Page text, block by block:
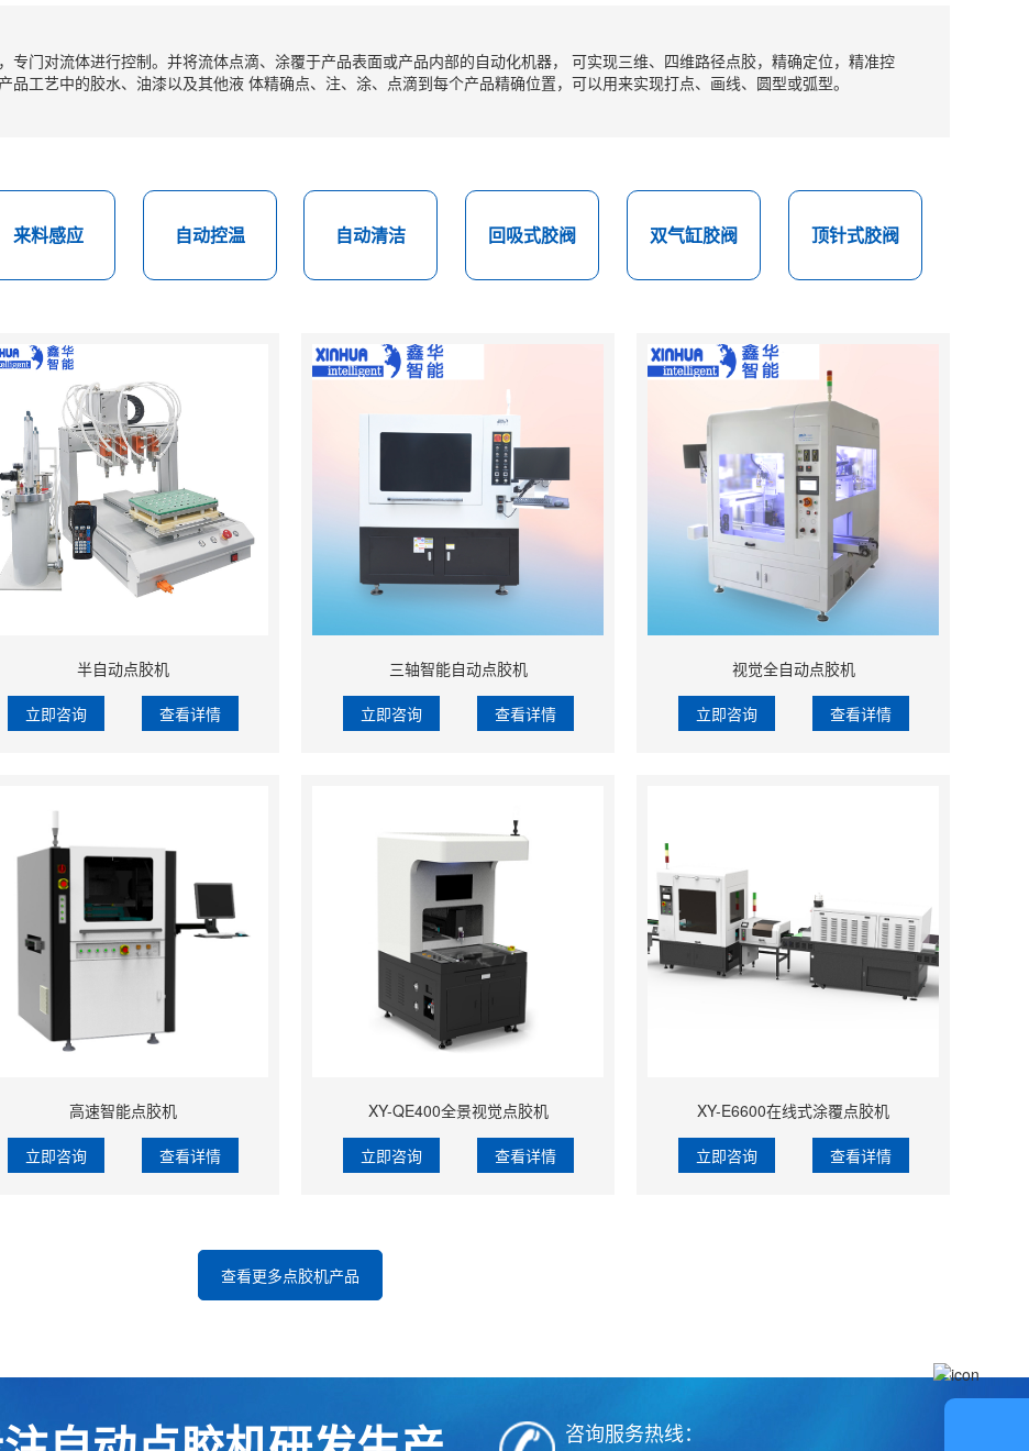
专门对流体进行控制。并将流体点滴、涂覆于产品表面或产品内部的自动化机器， 可实现三维、四维路径点胶，精确定位，精准控
工艺中的胶水、油漆以及其他液 体精确点、注、涂、点滴到每个产品精确位置，可以用来实现打点、画线、圆型或弧型。
来料感应 自动控温 自动清洁 回吸式胶阀 双气缸胶阀 顶针式胶阀
半自动点胶机
立即咨询 查看详情
三轴智能自动点胶机
立即咨询 查看详情
视觉全自动点胶机
立即咨询 查看详情
高速智能点胶机
立即咨询 查看详情
XY-QE400全景视觉点胶机
立即咨询 查看详情
XY-E6600在线式涂覆点胶机
立即咨询 查看详情
查看更多点胶机产品
咨询服务热线：